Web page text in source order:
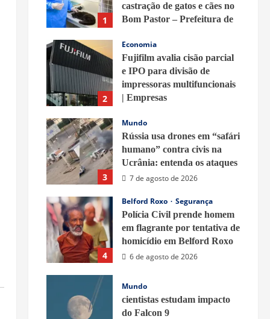
1
castração de gatos e cães no
Bom Pastor – Prefeitura de
7 de agosto de 2026
2
Economia
Fujifilm avalia cisão parcial
e IPO para divisão de
impressoras multifuncionais
| Empresas
3
Mundo
Rússia usa drones em “safári
humano” contra civis na
Ucrânia: entenda os ataques
7 de agosto de 2026
4
Belford Roxo
Segurança
Polícia Civil prende homem
em flagrante por tentativa de
homicídio em Belford Roxo
6 de agosto de 2026
Mundo
cientistas estudam impacto
do Falcon 9